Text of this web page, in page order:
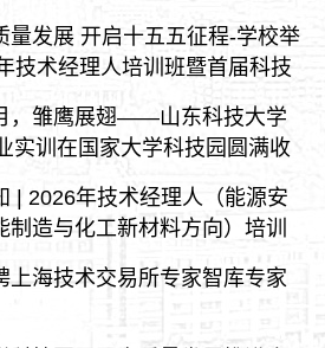
量发展 开启十五五征程-学校举
技术经理人培训班暨首届科技
，雏鹰展翅——山东科技大学
实训在国家大学科技园圆满收
| 2026年技术经理人（能源安
制造与化工新材料方向）培训
上海技术交易所专家智库专家